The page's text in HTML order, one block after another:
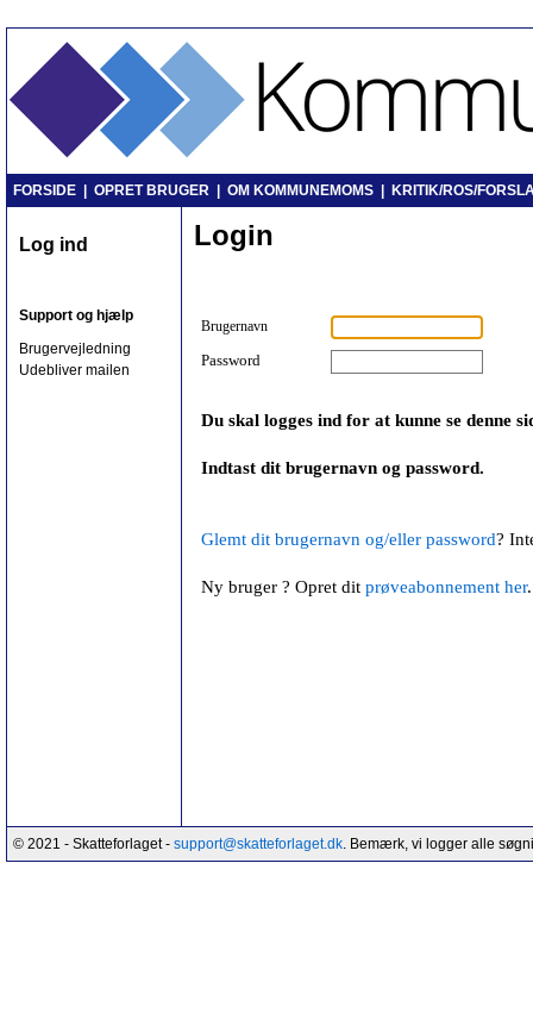
FORSIDE OPRET BRUGER OM KOMMUNEMOMS KRITIK/ROS/
Log ind
Support og hjælp
Brugervejledning
Udebliver mailen
Login
Brugernavn
Password
Du skal logges ind for at kunne se denne
Indtast dit brugernavn og password.
Glemt dit brugernavn og/eller password?
Ny bruger ? Opret dit prøveabonnement her.
© 2021 - Skatteforlaget - support@skatteforlaget.dk. Bemærk, vi logger alle